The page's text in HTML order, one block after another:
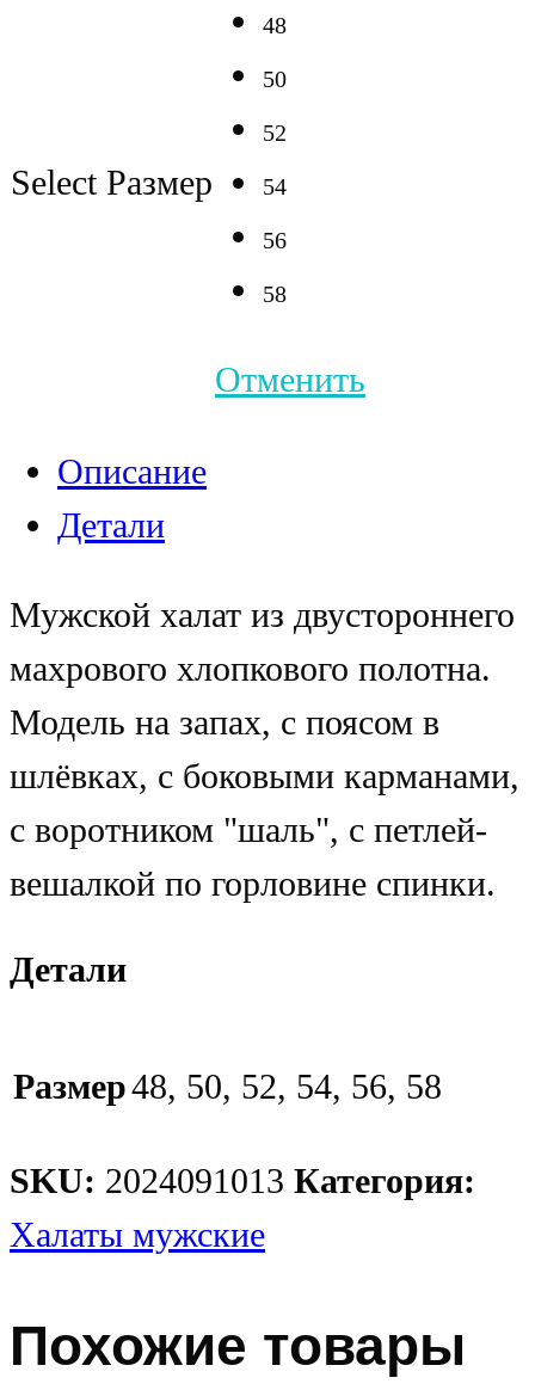
Select Размер
48
50
52
54
56
58
Отменить
Описание
Детали
Мужской халат из двустороннего
махрового хлопкового полотна.
Модель на запах, с поясом в
шлёвках, с боковыми карманами,
с воротником "шаль", с петлей-
вешалкой по горловине спинки.
Детали
Размер48, 50, 52, 54, 56, 58
SKU: 2024091013 Категория:
Халаты мужские
Похожие товары